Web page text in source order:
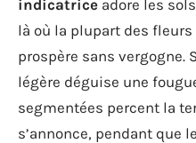
indicatrice adore les
là où la plupart des fleurs
prospère sans vergogne.
légère déguise une
segmentées percent la
s’annonce, pendant que